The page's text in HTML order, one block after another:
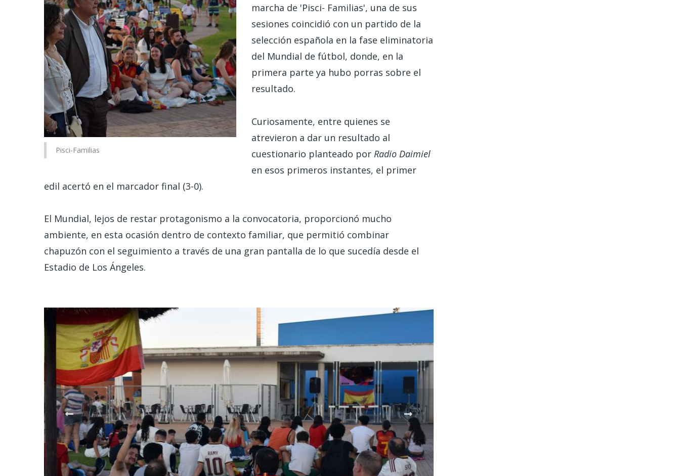
Pisci-Familias
marcha de 'Pisci- Familias', una de sus
sesiones coincidió con un partido de la
selección española en la fase eliminatoria
del Mundial de fútbol, donde, en la
primera parte ya hubo porras sobre el
resultado.
Curiosamente, entre quienes se
atrevieron a dar un resultado al
cuestionario planteado por Radio Daimiel
en esos primeros instantes, el primer
edil acertó en el marcador final (3-0).
El Mundial, lejos de restar protagonismo a la convocatoria, proporcionó mucho
ambiente, en esta ocasión dentro de contexto familiar, que permitió combinar
chapuzón con el seguimiento a través de una gran pantalla de lo que sucedía desde el
Estadio de Los Ángeles.